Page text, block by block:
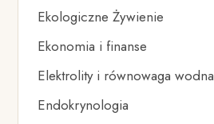
Ekologiczne Żywienie
Ekonomia i finanse
Elektrolity i równowaga wodna
Endokrynologia